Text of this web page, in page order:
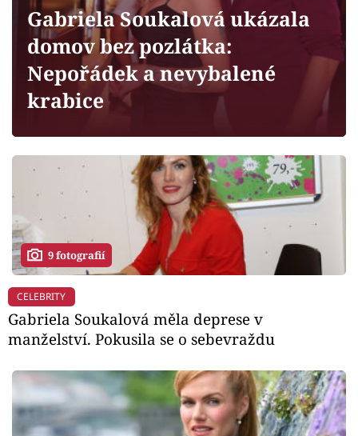
Sledujte prima+
Filmový festival Karlovy Vary
Mámy sobě
Přihlášení
Sledujte nás
Gabriela Soukalová ukázala
domov bez pozlátka:
Nepořádek a nevybalené
krabice
9 fotografií
CELEBRITY
Gabriela Soukalová měla deprese v
manželství. Pokusila se o sebevraždu